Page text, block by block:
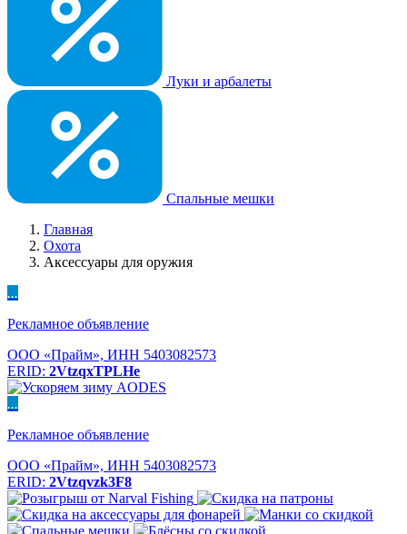
Луки и арбалеты
Спальные мешки
Главная
Охота
Аксессуары для оружия
...
Рекламное объявление
ООО «Прайм», ИНН 5403082573
ERID: 2VtzqxTPLHe
...
Рекламное объявление
ООО «Прайм», ИНН 5403082573
ERID: 2Vtzqvzk3F8